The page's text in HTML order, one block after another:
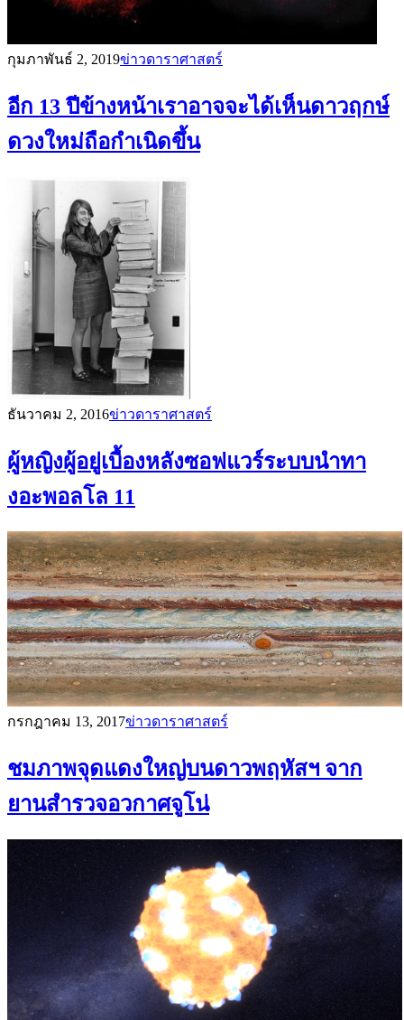
กุมภาพันธ์ 2, 2019ข่าวดาราศาสตร์
อีก 13 ปีข้างหน้าเราอาจจะได้เห็นดาวฤกษ์
ดวงใหม่ถือกำเนิดขึ้น
ธันวาคม 2, 2016ข่าวดาราศาสตร์
ผู้หญิงผู้อยู่เบื้องหลังซอฟแวร์ระบบนำทา
งอะพอลโล 11
กรกฎาคม 13, 2017ข่าวดาราศาสตร์
ชมภาพจุดแดงใหญ่บนดาวพฤหัสฯ จาก
ยานสำรวจอวกาศจูโน่